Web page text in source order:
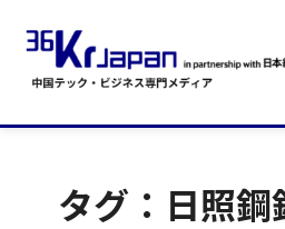
タグ：日照鋼